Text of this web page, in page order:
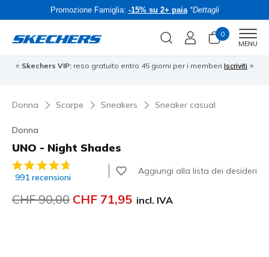
Promozione Famiglia: -15% su 2+ paia *Dettagli
0
MENU
⭐ Skechers VIP: reso gratuito entro 45 giorni per i memberi Iscriviti ⭐
Donna Scarpe Sneakers Sneaker casual
Donna
UNO - Night Shades
Valutazione cliente 4.7 su 5
991 recensioni
Aggiungi alla lista dei desideri
Prezzo ridotto da
CHF 90,00 per
CHF 71,95 incl. IVA